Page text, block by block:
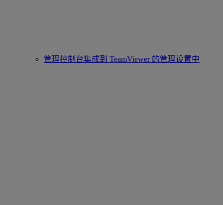
管理控制台集成到 TeamViewer 的管理设置中